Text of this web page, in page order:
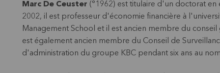
Marc De Ceuster (°1962) est titulaire d'un doctorat
2002, il est professeur d'économie financière à
Management School et il est ancien membre du
est également ancien membre du Conseil de
d'administration du groupe KBC pendant six ans au